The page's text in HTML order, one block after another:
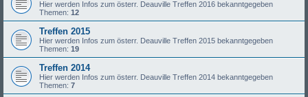
Hier werden Infos zum österr. Deauville Treffen 2016 bekanntgegeben
Themen: 12
Treffen 2015
Hier werden Infos zum österr. Deauville Treffen 2015 bekanntgegeben
Themen: 19
Treffen 2014
Hier werden Infos zum österr. Deauville Treffen 2014 bekanntgegeben
Themen: 7